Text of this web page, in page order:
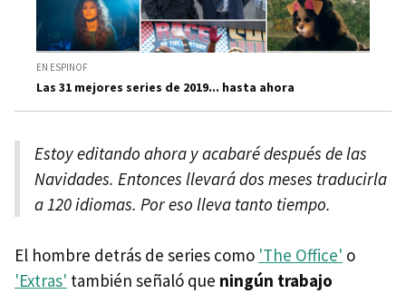
EN ESPINOF
Las 31 mejores series de 2019... hasta ahora
Estoy editando ahora y acabaré después de las
Navidades. Entonces llevará dos meses traducirla
a 120 idiomas. Por eso lleva tanto tiempo.
El hombre detrás de series como 'The Office' o
'Extras' también señaló que ningún trabajo